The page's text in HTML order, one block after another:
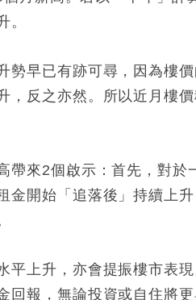
。
勢早已有跡可尋，因為樓
，反之亦然。所以近月樓
帶來2個啟示：首先，對於
金開始「追落後」持續上
平上升，亦會提振樓市表
回報，無論投資或自住將